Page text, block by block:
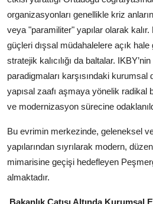
organizasyonları genellikle kriz
veya "paramiliter" yapılar olarak
güçleri dışsal müdahalelere açık
stratejik kalıcılığı da baltalar.
paradigmaları karşısındaki
yapısal zaafı aşmaya yönelik
ve modernizasyon sürecine
Bu evrimin merkezinde, geleneksel
yapılarından sıyrılarak modern,
mimarisine geçişi hedefleyen
almaktadır.